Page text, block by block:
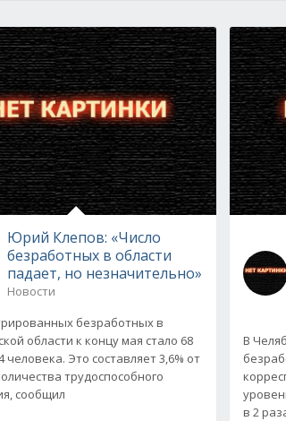
Юрий Клепов: «Число
безработных в области
падает, но незначительно»
Новости
безработных в
области к концу мая стало 68
человека. Это составляет 3,6% от
трудоспособного
сообщил
В
в 2